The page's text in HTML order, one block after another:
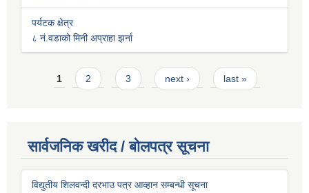
पर्यटक क्षेत्र
८ नं.वडाको मिनी अप्राहा झर्ना
Pages
1 2 3 next › last »
सार्वजनिक खरीद / बोलपत्र सूचना
विद्युतीय शिलवन्दी दरभाउ पत्र आव्हान सम्बन्धी सूचना